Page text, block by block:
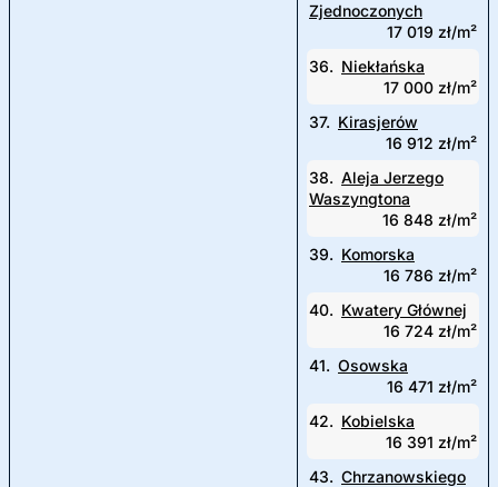
Zjednoczonych
17 019 zł/m²
36. Niekłańska
17 000 zł/m²
37. Kirasjerów
16 912 zł/m²
38. Aleja Jerzego
Waszyngtona
16 848 zł/m²
39. Komorska
16 786 zł/m²
40. Kwatery Głównej
16 724 zł/m²
41. Osowska
16 471 zł/m²
42. Kobielska
16 391 zł/m²
43. Chrzanowskiego